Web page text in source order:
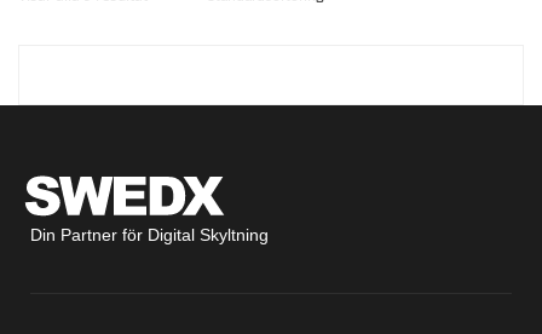
Din Partner för Digital Skyltning